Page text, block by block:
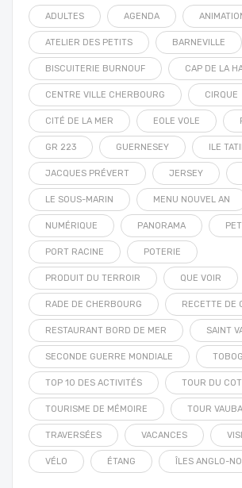
ADULTES AGENDA
ATELIER DES PETITS BARNEVILLE
BISCUITERIE BURNOUF CAP DE LA
CENTRE VILLE CHERBOURG CIRQUE
CITÉ DE LA MER EOLE VOLE
GR 223 GUERNESEY ILE
JACQUES PRÉVERT JERSEY
LE SOUS-MARIN MENU NOUVEL AN
NUMÉRIQUE PANORAMA
PORT RACINE POTERIE
PRODUIT DU TERROIR QUE VOIR
RADE DE CHERBOURG RECETTE DE
RESTAURANT BORD DE MER SAINT
SECONDE GUERRE MONDIALE
TOP 10 DES ACTIVITÉS TOUR DU
TOURISME DE MÉMOIRE TOUR
TRAVERSÉES VACANCES
VÉLO ÉTANG ÎLES ANGLO-